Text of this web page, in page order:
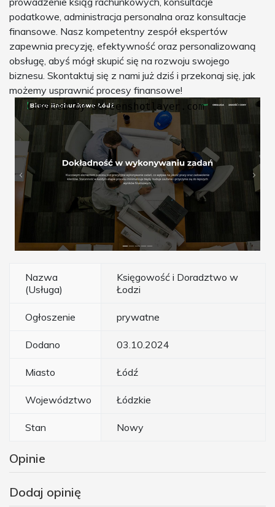
podatkowe, administracja personalna oraz konsultacje
finansowe. Nasz kompetentny zespół ekspertów
zapewnia precyzję, efektywność oraz personalizowaną
obsługę, abyś mógł skupić się na rozwoju swojego
biznesu. Skontaktuj się z nami już dziś i przekonaj się, jak
możemy usprawnić procesy finansowe!
Nazwa
(Usługa)
Księgowość i Doradztwo w
Łodzi
Ogłoszenie prywatne
Dodano 03.10.2024
Miasto Łódź
Województwo Łódzkie
Stan Nowy
Opinie
Dodaj opinię